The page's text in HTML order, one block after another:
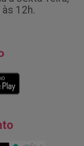
12h.